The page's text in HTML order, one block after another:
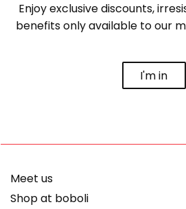
Enjoy exclusive discounts,
benefits only available to our
I'm in
Meet us
Shop at boboli